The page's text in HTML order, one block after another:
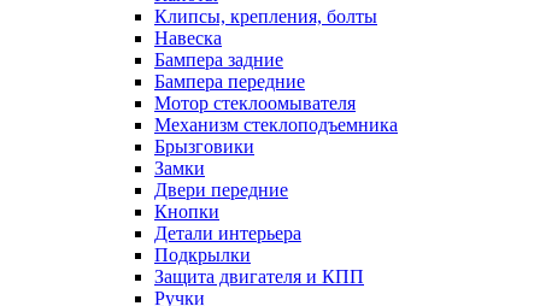
Клипсы, крепления, болты
Навеска
Бампера задние
Бампера передние
Мотор стеклоомывателя
Механизм стеклоподъемника
Брызговики
Замки
Двери передние
Кнопки
Детали интерьера
Подкрылки
Защита двигателя и КПП
Ручки